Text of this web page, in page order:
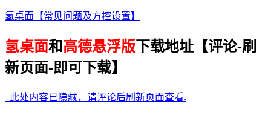
氢桌面【常见问题及方控设置】
氢桌面和高德悬浮版下载地址【评论-刷
新页面-即可下载】
此处内容已隐藏，请评论后刷新页面查看.